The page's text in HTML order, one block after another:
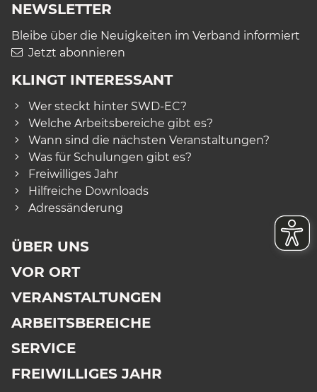
NEWSLETTER
Bleibe über die Neuigkeiten im Verband informiert
Jetzt abonnieren
KLINGT INTERESSANT
Wer steckt hinter SWD-EC?
Welche Arbeitsbereiche gibt es?
Wann sind die nächsten Veranstaltungen?
Was für Schulungen gibt es?
Freiwilliges Jahr
Hilfreiche Downloads
Adressänderung
ÜBER UNS
VOR ORT
VERANSTALTUNGEN
ARBEITSBEREICHE
SERVICE
FREIWILLIGES JAHR